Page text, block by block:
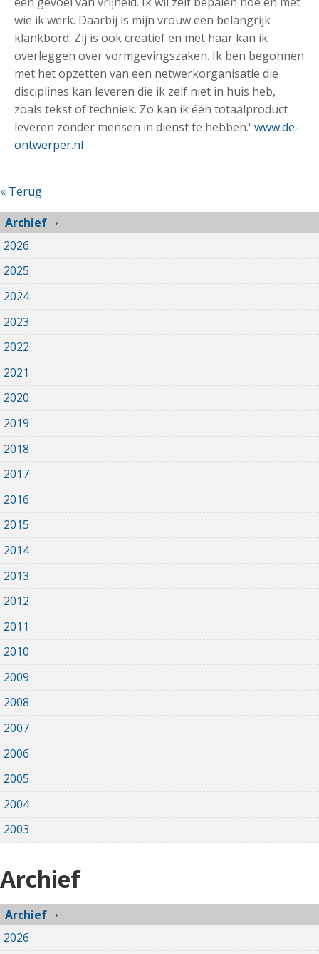
wie ik werk. Daarbij is mijn vrouw een belangrijk
klankbord. Zij is ook creatief en met haar kan ik
overleggen over vormgevingszaken. Ik ben begonnen
met het opzetten van een netwerkorganisatie die
disciplines kan leveren die ik zelf niet in huis heb,
zoals tekst of techniek. Zo kan ik één totaalproduct
leveren zonder mensen in dienst te hebben.' www.de-
ontwerper.nl
« Terug
Archief
2026
2025
2024
2023
2022
2021
2020
2019
2018
2017
2016
2015
2014
2013
2012
2011
2010
2009
2008
2007
2006
2005
2004
2003
Archief
Archief
2026